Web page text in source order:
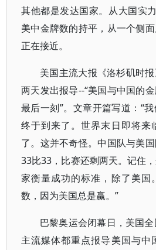
其他都是发达国家。从大国实
美中金牌数的持平，从一个侧
正在接近。
美国主流大报《洛杉矶时
两天发出报导--“美国与中国的
最后一刻”。文章开篇写道：“
终于到来了。世界末日即将来
了。这并不奇怪。中国队与美
33比33，比赛还剩两天。记住
家衡量成功的标准，除了美国
数，因为美国总是赢。”
巴黎奥运会闭幕日，美国
主流媒体都重点报导美国与中